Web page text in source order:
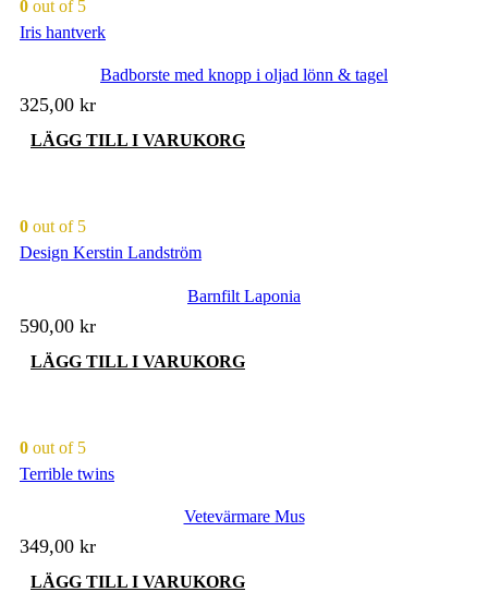
0 out of 5
Iris hantverk
Badborste med knopp i oljad lönn & tagel
325,00 kr
LÄGG TILL I VARUKORG
0 out of 5
Design Kerstin Landström
Barnfilt Laponia
590,00 kr
LÄGG TILL I VARUKORG
0 out of 5
Terrible twins
Vetevärmare Mus
349,00 kr
LÄGG TILL I VARUKORG